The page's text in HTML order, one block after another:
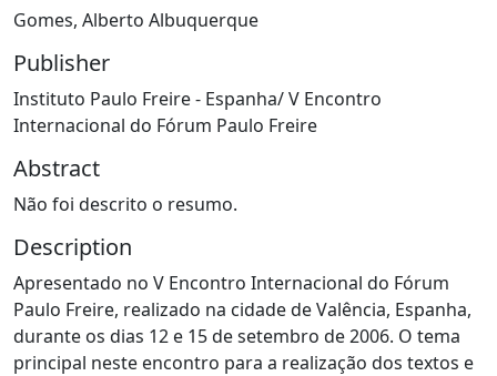
Gomes, Alberto Albuquerque
Publisher
Instituto Paulo Freire - Espanha/ V Encontro
Internacional do Fórum Paulo Freire
Abstract
Não foi descrito o resumo.
Description
Apresentado no V Encontro Internacional do Fórum
Paulo Freire, realizado na cidade de Valência, Espanha,
durante os dias 12 e 15 de setembro de 2006. O tema
principal neste encontro para a realização dos textos e